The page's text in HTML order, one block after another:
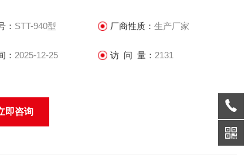
： STT-940型 厂商性质： 生产厂家
： 2025-12-25 访 问 量： 2131
即咨询